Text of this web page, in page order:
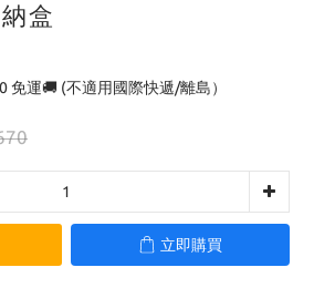
盒
免運🚚 (不適用國際快遞/離島）
立即購買